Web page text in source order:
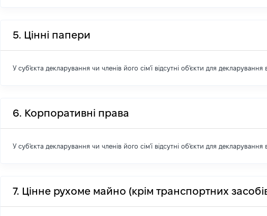
5. Цінні папери
У суб'єкта декларування чи членів його сім'ї відсутні об'єкти для декларування
6. Корпоративні права
У суб'єкта декларування чи членів його сім'ї відсутні об'єкти для декларування
7. Цінне рухоме майно (крім транспортних